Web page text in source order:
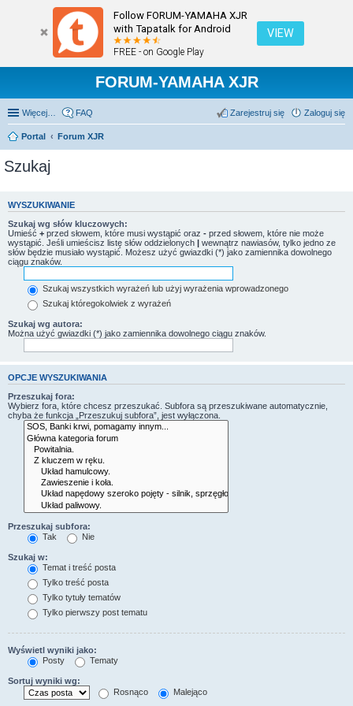
Follow FORUM-YAMAHA XJR
with Tapatalk for Android
FREE - on Google Play
VIEW
FORUM-YAMAHA XJR
Więcej… FAQ Zaloguj się
Zarejestruj się
Portal Forum XJR
Szukaj
WYSZUKIWANIE
Szukaj wg słów kluczowych:
Umieść + przed słowem, które musi wystąpić oraz - przed słowem, które nie może
wystąpić. Jeśli umieścisz listę słów oddzielonych | wewnątrz nawiasów, tylko jedno ze
słów będzie musiało wystąpić. Możesz użyć gwiazdki (*) jako zamiennika dowolnego
ciągu znaków.
Szukaj wszystkich wyrażeń lub użyj wyrażenia wprowadzonego
Szukaj któregokolwiek z wyrażeń
Szukaj wg autora:
Można użyć gwiazdki (*) jako zamiennika dowolnego ciągu znaków.
OPCJE WYSZUKIWANIA
Przeszukaj fora:
Wybierz fora, które chcesz przeszukać. Subfora są przeszukiwane automatycznie,
chyba że funkcja „Przeszukuj subfora”, jest wyłączona.
Przeszukaj subfora:
Tak
Nie
Szukaj w:
Temat i treść posta
Tylko treść posta
Tylko tytuły tematów
Tylko pierwszy post tematu
Wyświetl wyniki jako:
Posty
Tematy
Sortuj wyniki wg:
Rosnąco
Malejąco